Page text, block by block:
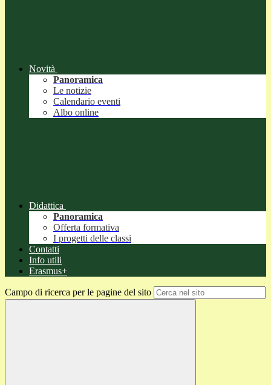
Novità
Panoramica
Le notizie
Calendario eventi
Albo online
Didattica
Panoramica
Offerta formativa
I progetti delle classi
Contatti
Info utili
Erasmus+
Campo di ricerca per le pagine del sito